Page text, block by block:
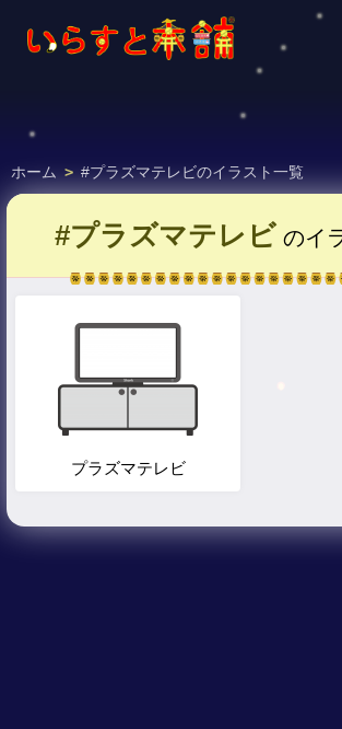
ホーム > #プラズマテレビのイラスト一覧
#プラズマテレビ のイ
プラズマテレビ